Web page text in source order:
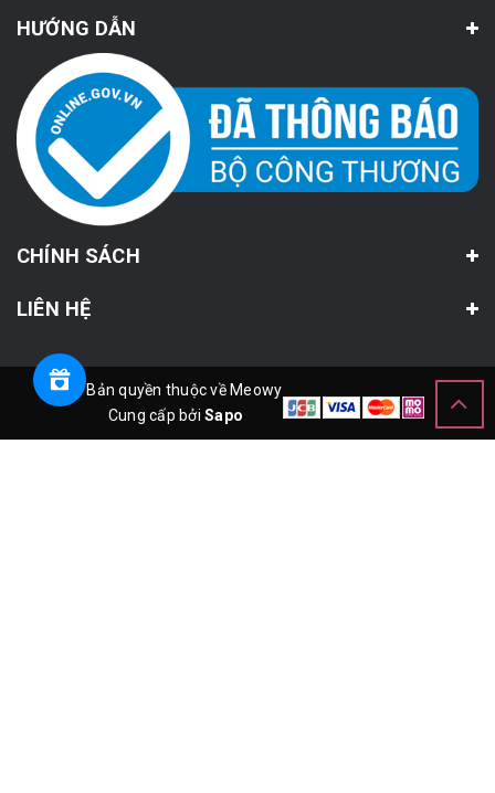
HƯỚNG DẪN
CHÍNH SÁCH
LIÊN HỆ
© Bản quyền thuộc về Meowy
Cung cấp bởiSapo